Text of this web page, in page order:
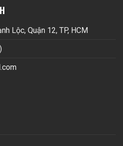
Lộc, Quận 12, TP, HCM